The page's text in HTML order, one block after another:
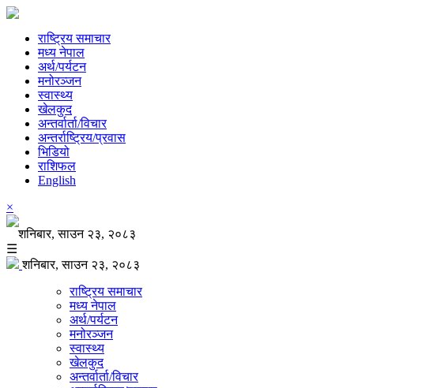
राष्ट्रिय समाचार
मध्य नेपाल
अर्थ/पर्यटन
मनोरञ्जन
स्वास्थ्य
खेलकुद
अन्तर्वार्ता/विचार
अन्तर्राष्ट्रिय/प्रवास
भिडियो
राशिफल
English
×
शनिबार, साउन २३, २०८३
☰
शनिबार, साउन २३, २०८३
राष्ट्रिय समाचार
मध्य नेपाल
अर्थ/पर्यटन
मनोरञ्जन
स्वास्थ्य
खेलकुद
अन्तर्वार्ता/विचार